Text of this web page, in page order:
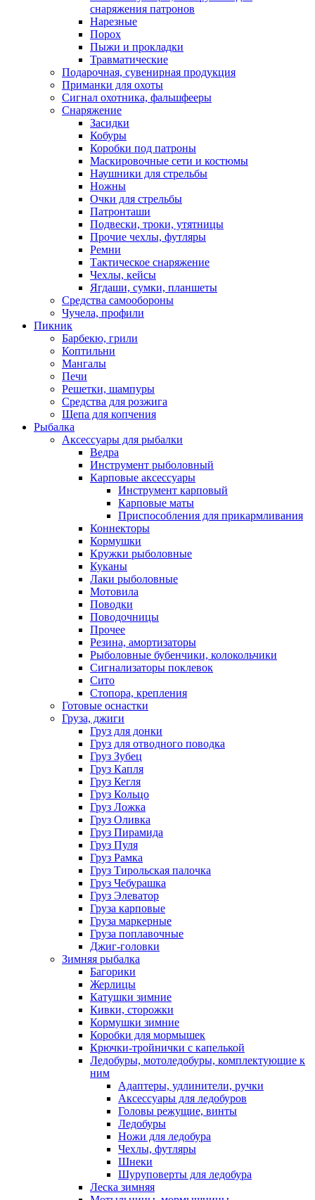
снаряжения патронов
Нарезные
Порох
Пыжи и прокладки
Травматические
Подарочная, сувенирная продукция
Приманки для охоты
Сигнал охотника, фальшфееры
Снаряжение
Засидки
Кобуры
Коробки под патроны
Маскировочные сети и костюмы
Наушники для стрельбы
Ножны
Очки для стрельбы
Патронташи
Подвески, троки, утятницы
Прочие чехлы, футляры
Ремни
Тактическое снаряжение
Чехлы, кейсы
Ягдаши, сумки, планшеты
Средства самообороны
Чучела, профили
Пикник
Барбекю, грили
Коптильни
Мангалы
Печи
Решетки, шампуры
Средства для розжига
Щепа для копчения
Рыбалка
Аксессуары для рыбалки
Ведра
Инструмент рыболовный
Карповые аксессуары
Инструмент карповый
Карповые маты
Приспособления для прикармливания
Коннекторы
Кормушки
Кружки рыболовные
Куканы
Лаки рыболовные
Мотовила
Поводки
Поводочницы
Прочее
Резина, амортизаторы
Рыболовные бубенчики, колокольчики
Сигнализаторы поклевок
Сито
Стопора, крепления
Готовые оснастки
Груза, джиги
Груз для донки
Груз для отводного поводка
Груз Зубец
Груз Капля
Груз Кегля
Груз Кольцо
Груз Ложка
Груз Оливка
Груз Пирамида
Груз Пуля
Груз Рамка
Груз Тирольская палочка
Груз Чебурашка
Груз Элеватор
Груза карповые
Груза маркерные
Груза поплавочные
Джиг-головки
Зимняя рыбалка
Багорики
Жерлицы
Катушки зимние
Кивки, сторожки
Кормушки зимние
Коробки для мормышек
Крючки-тройнички с капелькой
Ледобуры, мотоледобуры, комплектующие к
ним
Адаптеры, удлинители, ручки
Аксессуары для ледобуров
Головы режущие, винты
Ледобуры
Ножи для ледобура
Чехлы, футляры
Шнеки
Шуруповерты для ледобура
Леска зимняя